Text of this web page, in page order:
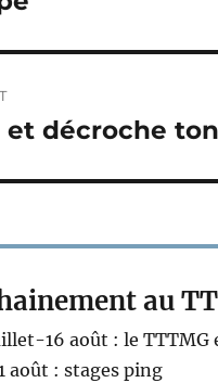
et décroche
au
16 août : le TTTMG
août : stages ping